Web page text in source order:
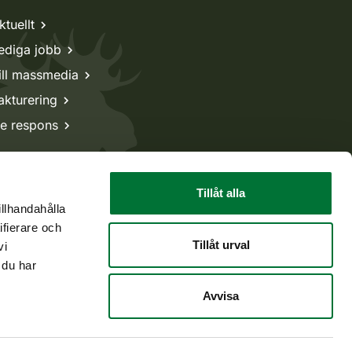
och
har
Tillåt alla
Tillåt urval
Avvisa
jobb
massmedia
respons